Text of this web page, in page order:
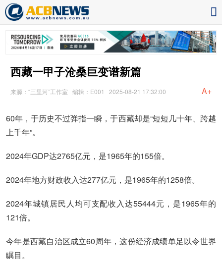
西藏一甲子沧桑巨变谱新篇
来源：“三里河”工作室 编辑：E001 2025-08-21 17:32:00 A+
60年，于历史不过弹指一瞬，于西藏却是“短短几十年、跨越
上千年”。
2024年GDP达2765亿元，是1965年的155倍。
2024年地方财政收入达277亿元，是1965年的1258倍。
2024年城镇居民人均可支配收入达55444元，是1965年的
121倍。
今年是西藏自治区成立60周年，这份经济成绩单足以令世界
瞩目。